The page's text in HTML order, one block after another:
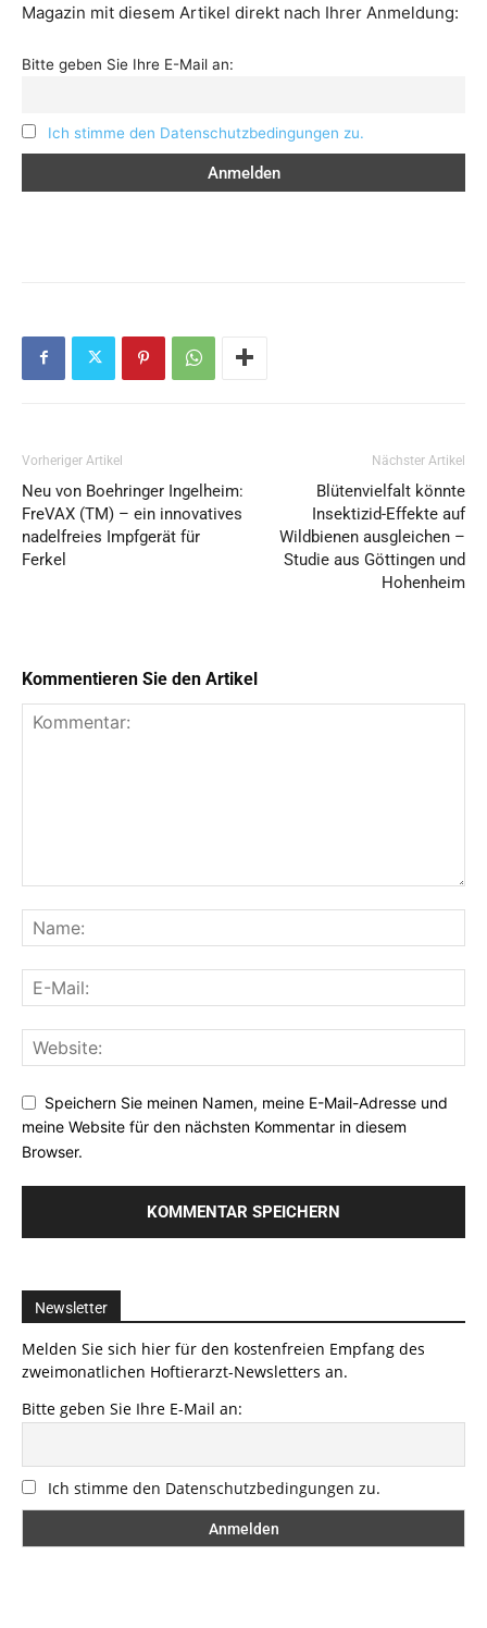
Magazin mit diesem Artikel direkt nach Ihrer Anmeldung:
Bitte geben Sie Ihre E-Mail an:
Ich stimme den Datenschutzbedingungen zu.
Vorheriger Artikel
Neu von Boehringer Ingelheim:
FreVAX (TM) – ein innovatives
nadelfreies Impfgerät für
Ferkel
Nächster Artikel
Blütenvielfalt könnte
Insektizid-Effekte auf
Wildbienen ausgleichen –
Studie aus Göttingen und
Hohenheim
Kommentieren Sie den Artikel
Speichern Sie meinen Namen, meine E-Mail-Adresse und
meine Website für den nächsten Kommentar in diesem
Browser.
Newsletter
Melden Sie sich hier für den kostenfreien Empfang des
zweimonatlichen Hoftierarzt-Newsletters an.
Bitte geben Sie Ihre E-Mail an:
Ich stimme den Datenschutzbedingungen zu.